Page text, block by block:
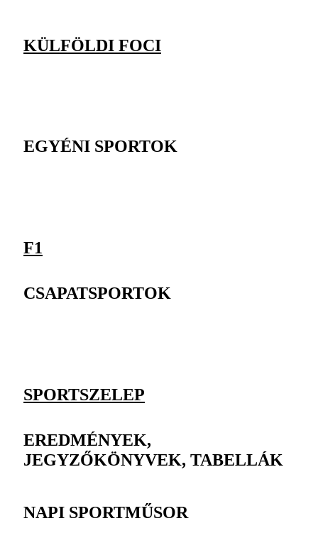
KÜLFÖLDI FOCI
EGYÉNI SPORTOK
F1
CSAPATSPORTOK
SPORTSZELEP
EREDMÉNYEK,
JEGYZŐKÖNYVEK, TABELLÁK
NAPI SPORTMŰSOR